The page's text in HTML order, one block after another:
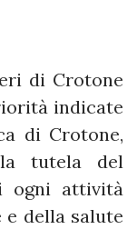
di Crotone
indicate
di Crotone,
tutela del
ogni attività
e della salute